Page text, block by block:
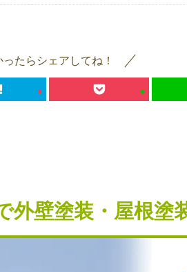
ったらシェアしてね！
外壁塗装・屋根塗